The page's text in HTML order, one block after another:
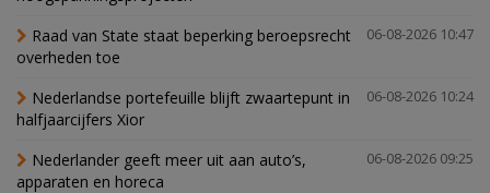
06-08-2026 10:47
Raad van State staat beperking beroepsrecht
overheden toe
06-08-2026 10:24
Nederlandse portefeuille blijft zwaartepunt in
halfjaarcijfers Xior
06-08-2026 09:25
Nederlander geeft meer uit aan auto’s,
apparaten en horeca